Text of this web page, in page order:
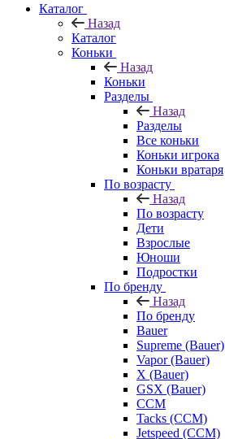
Каталог
Назад
Каталог
Коньки
Назад
Коньки
Разделы
Назад
Разделы
Все коньки
Коньки игрока
Коньки вратаря
По возрасту
Назад
По возрасту
Дети
Взрослые
Юноши
Подростки
По бренду
Назад
По бренду
Bauer
Supreme (Bauer)
Vapor (Bauer)
X (Bauer)
GSX (Bauer)
CCM
Tacks (CCM)
Jetspeed (CCM)